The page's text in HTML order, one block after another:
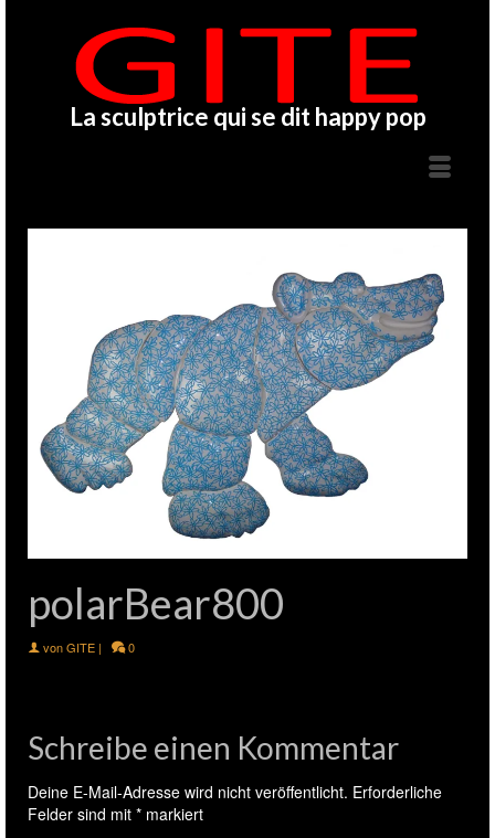
La sculptrice qui se dit happy pop
polarBear800
vonGITE | 0
Schreibe einen Kommentar
Deine E-Mail-Adresse wird nicht veröffentlicht. Erforderliche
Felder sind mit * markiert